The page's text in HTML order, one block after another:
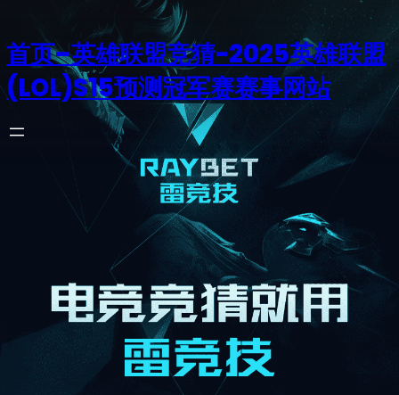
首页–英雄联盟竞猜-2025英雄联盟
(LOL)S15预测冠军赛赛事网站